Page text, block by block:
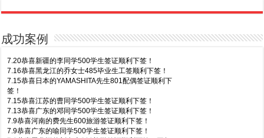
成功案例
7.20恭喜新疆的李同学500学生签证顺利下签！
7.16恭喜黑龙江的乔女士485毕业生工签顺利下签！
7.15恭喜日本的YAMASHITA先生801配偶签证顺利下
签！
7.15恭喜江苏的曹同学500学生签证顺利下签！
7.13恭喜广东的邓同学500学生签证顺利下签！
7.9恭喜河南的费先生600旅游签证顺利下签！
7.9恭喜广东的喻同学500学生签证顺利下签！